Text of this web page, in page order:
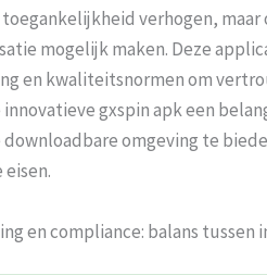
verhogen,
mogelijk maken. Deze
en kwaliteitsnormen om
gxspin apk een
downloadbare omgeving te
en compliance: balans tussen